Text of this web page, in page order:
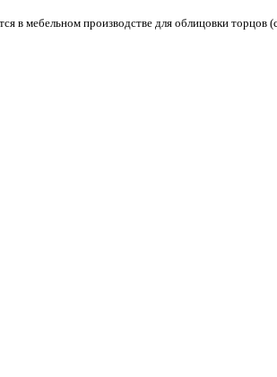
в мебельном производстве для облицовки